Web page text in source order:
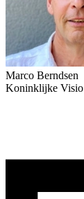
Marco Berndsen
Koninklijke Visio